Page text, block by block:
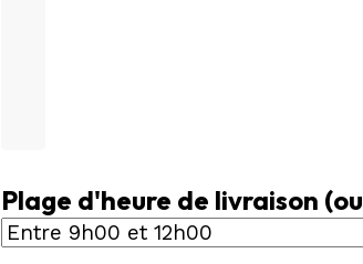
Plage d'heure de livraison